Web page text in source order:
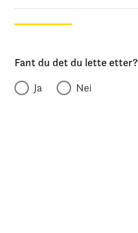
Fant du det du lette etter?
Ja
Nei